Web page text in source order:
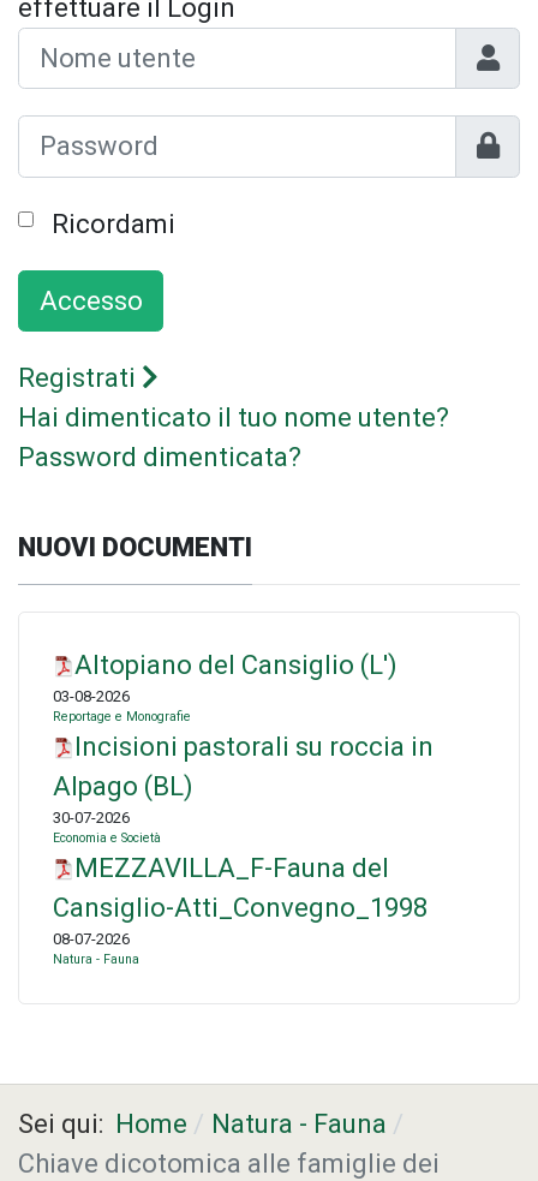
effettuare il Login
Ricordami
Accesso
Registrati
Hai dimenticato il tuo nome utente?
Password dimenticata?
NUOVI DOCUMENTI
Altopiano del Cansiglio (L')
03-08-2026
Reportage e Monografie
Incisioni pastorali su roccia in
Alpago (BL)
30-07-2026
Economia e Società
MEZZAVILLA_F-Fauna del
Cansiglio-Atti_Convegno_1998
08-07-2026
Natura - Fauna
Sei qui: Home
Natura - Fauna
Chiave dicotomica alle famiglie dei